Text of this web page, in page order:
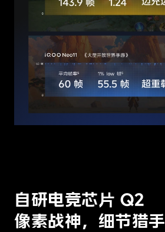
自研电竞芯片 Q2
像素战神，细节猎手